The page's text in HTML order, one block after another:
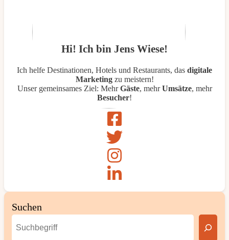
Hi! Ich bin Jens Wiese!
Ich helfe Destinationen, Hotels und Restaurants, das digitale
Marketingzu meistern!
Unser gemeinsames Ziel: MehrGäste, mehrUmsätze, mehr
Besucher!
Suchen